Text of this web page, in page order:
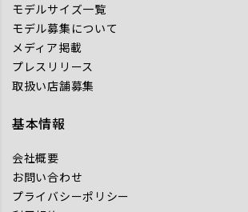
モデルサイズ一覧
モデル募集について
メディア掲載
プレスリリース
取扱い店舗募集
基本情報
会社概要
お問い合わせ
プライバシーポリシー